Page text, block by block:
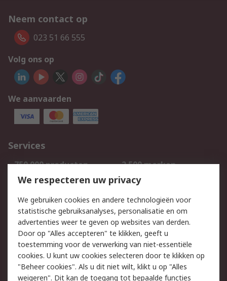
Neem contact op
023 51 66 555
Volg ons op
We aanvaarden
Services
750.000 producten
2.500 merken
Bestellen
Inkoopoplossingen
Track & Trace
Wettelijk
Cookiebeleid
Email veiligheid
Privacybeleid
Websitevoorwaarden
We respecteren uw privacy
We gebruiken cookies en andere technologieën voor
statistische gebruiksanalyses, personalisatie en om
advertenties weer te geven op websites van derden.
Door op "Alles accepteren" te klikken, geeft u
toestemming voor de verwerking van niet-essentiële
cookies. U kunt uw cookies selecteren door te klikken op
"Beheer cookies". Als u dit niet wilt, klikt u op "Alles
weigeren". Dit kan de toegang tot bepaalde functies